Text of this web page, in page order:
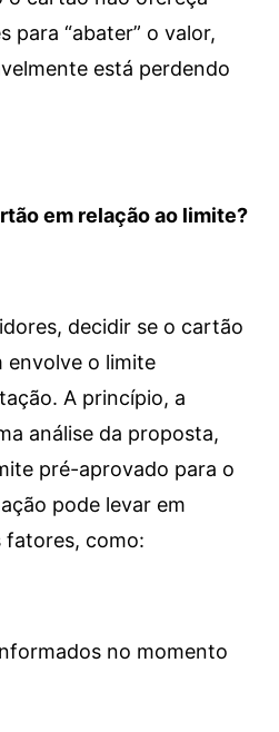
para “abater” o valor,
está perdendo
em relação ao limite?
decidir se o cartão
envolve o limite
A princípio, a
análise da proposta,
pré-aprovado para o
pode levar em
fatores, como:
no momento